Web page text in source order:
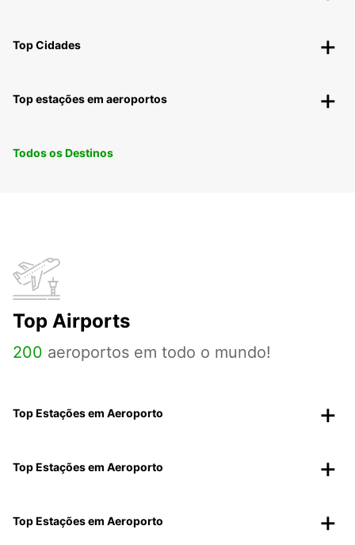
Top Cidades
Top estações em aeroportos
Todos os Destinos
Top Airports
200 aeroportos em todo o mundo!
Top Estações em Aeroporto
Top Estações em Aeroporto
Top Estações em Aeroporto